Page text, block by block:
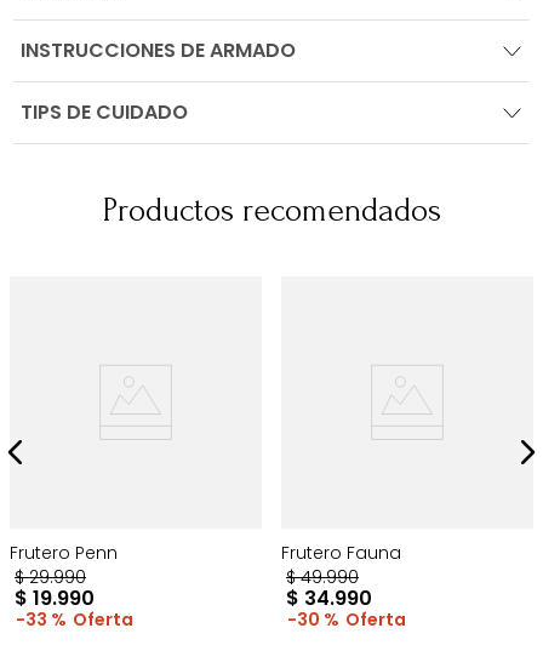
INSTRUCCIONES DE ARMADO
TIPS DE CUIDADO
Productos recomendados
Frutero Penn
$ 29.990
$ 19.990
33 %
Frutero Fauna
$ 49.990
$ 34.990
30 %